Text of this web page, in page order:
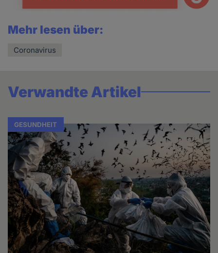
Mehr lesen über:
Coronavirus
Verwandte Artikel
GESUNDHEIT